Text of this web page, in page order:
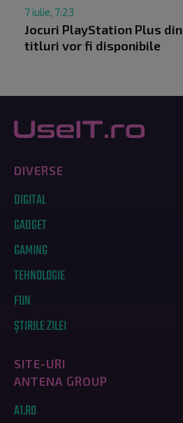
7 iulie, 7:23
Jocuri PlayStation Plus
titluri vor fi disponibile
DIVERSE
DIGITAL
GADGET
GAMING
TEHNOLOGIE
FUN
ȘTIRILE ZILEI
SITE-URI
ANTENA GROUP
A1.RO